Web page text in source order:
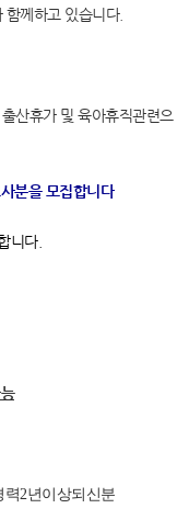
께하고 있습니다.
산휴가 및 육아휴직관련으
분을 모집합니다
니다.
2년이상되신분